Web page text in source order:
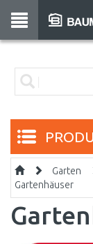
Garten
Gartenhäuser